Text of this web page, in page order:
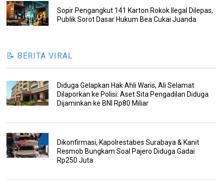
Sopir Pengangkut 141 Karton Rokok Ilegal Dilepas,
Publik Sorot Dasar Hukum Bea Cukai Juanda
📝 BERITA VIRAL
Diduga Gelapkan Hak Ahli Waris, Ali Selamat
Dilaporkan ke Polisi: Aset Sita Pengadilan Diduga
Dijaminkan ke BNI Rp80 Miliar
Dikonfirmasi, Kapolrestabes Surabaya & Kanit
Resmob Bungkam Soal Pajero Diduga Gadai
Rp250 Juta